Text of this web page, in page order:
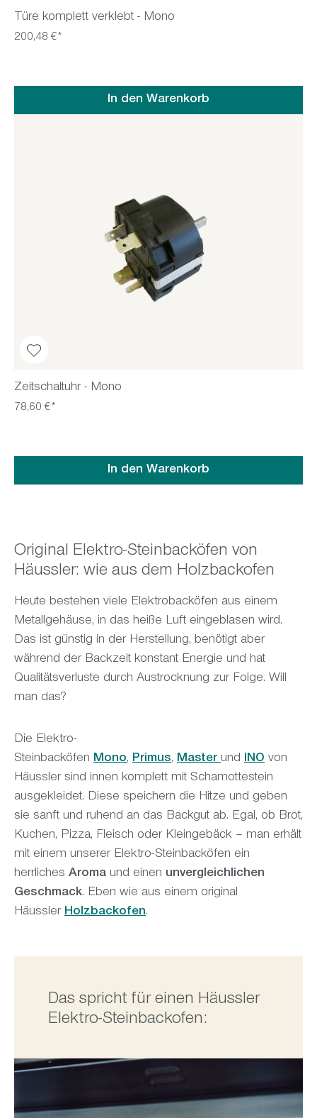
Türe komplett verklebt - Mono
200,48 €*
In den Warenkorb
Zeitschaltuhr - Mono
78,60 €*
In den Warenkorb
Original Elektro-Steinbacköfen von
Häussler: wie aus dem Holzbackofen
Heute bestehen viele Elektrobacköfen aus einem
Metallgehäuse, in das heiße Luft eingeblasen wird.
Das ist günstig in der Herstellung, benötigt aber
während der Backzeit konstant Energie und hat
Qualitätsverluste durch Austrocknung zur Folge. Will
man das?
Die Elektro-
Steinbacköfen Mono, Primus, Master und INO von
Häussler sind innen komplett mit Schamottestein
ausgekleidet. Diese speichern die Hitze und geben
sie sanft und ruhend an das Backgut ab. Egal, ob Brot,
Kuchen, Pizza, Fleisch oder Kleingebäck – man erhält
mit einem unserer Elektro-Steinbacköfen ein
herrliches Aroma und einen unvergleichlichen
Geschmack. Eben wie aus einem original
Häussler Holzbackofen.
Das spricht für einen Häussler
Elektro-Steinbackofen: